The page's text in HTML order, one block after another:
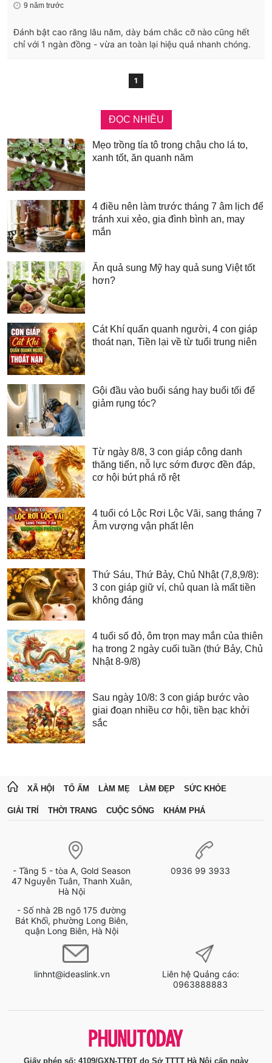
9 năm trước
Đánh bật cao răng lâu năm, dày bám chắc cỡ nào cũng hết
chỉ với 1 ngàn đồng - vừa an toàn lại hiệu quả nhanh chóng.
1
ĐỌC NHIỀU
Mẹo trồng tía tô trong chậu cho lá to,
xanh tốt, ăn quanh năm
4 điều nên làm trước tháng 7 âm lịch để
tránh xui xẻo, gia đình bình an, may
mắn
Ăn quả sung Mỹ hay quả sung Việt tốt
hơn?
Cát Khí quấn quanh người, 4 con giáp
thoát nạn, Tiền lại về từ tuổi trung niên
Gội đầu vào buổi sáng hay buổi tối để
giảm rụng tóc?
Từ ngày 8/8, 3 con giáp công danh
thăng tiến, nỗ lực sớm được đền đáp,
cơ hội bứt phá rõ rệt
4 tuổi có Lộc Rơi Lộc Vãi, sang tháng 7
Âm vượng vận phất lên
Thứ Sáu, Thứ Bảy, Chủ Nhật (7,8,9/8):
3 con giáp giữ ví, chủ quan là mất tiền
không đáng
4 tuổi số đỏ, ôm trọn may mắn của thiên
hạ trong 2 ngày cuối tuần (thứ Bảy, Chủ
Nhật 8-9/8)
Sau ngày 10/8: 3 con giáp bước vào
giai đoạn nhiều cơ hội, tiền bạc khởi
sắc
XÃ HỘI TỔ ẤM LÀM MẸ LÀM ĐẸP SỨC KHỎE
GIẢI TRÍ THỜI TRANG CUỘC SỐNG KHÁM PHÁ
- Tầng 5 - tòa A, Gold Season
47 Nguyễn Tuân, Thanh Xuân,
Hà Nội
- Số nhà 2B ngõ 175 đường
Bát Khối, phường Long Biên,
quận Long Biên, Hà Nội
0936 99 3933
linhnt@ideaslink.vn
Liên hệ Quảng cáo:
0963888883
Giấy phép số: 4109/GXN-TTĐT do Sở TTTT Hà Nội cấp ngày